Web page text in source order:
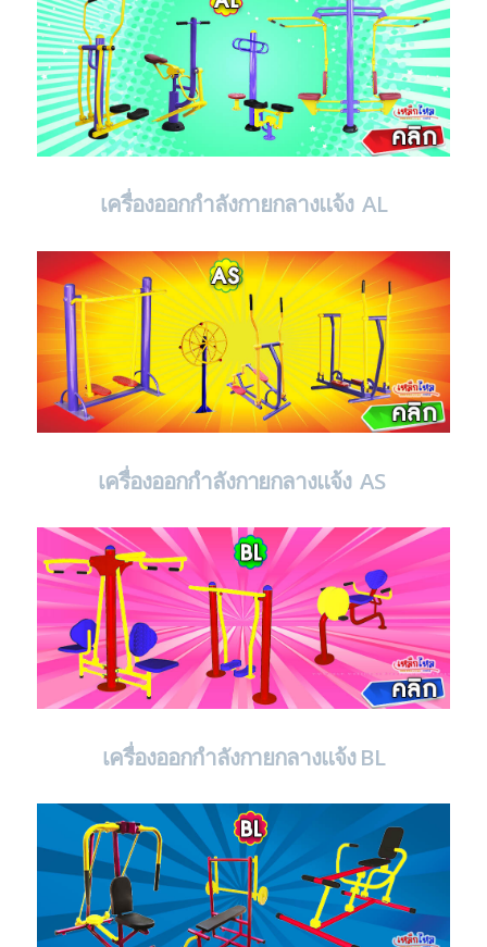
เครื่องออกกำลังกายกลางแจ้ง AL
เครื่องออกกำลังกายกลางแจ้ง AS
เครื่องออกกำลังกายกลางแจ้ง BL